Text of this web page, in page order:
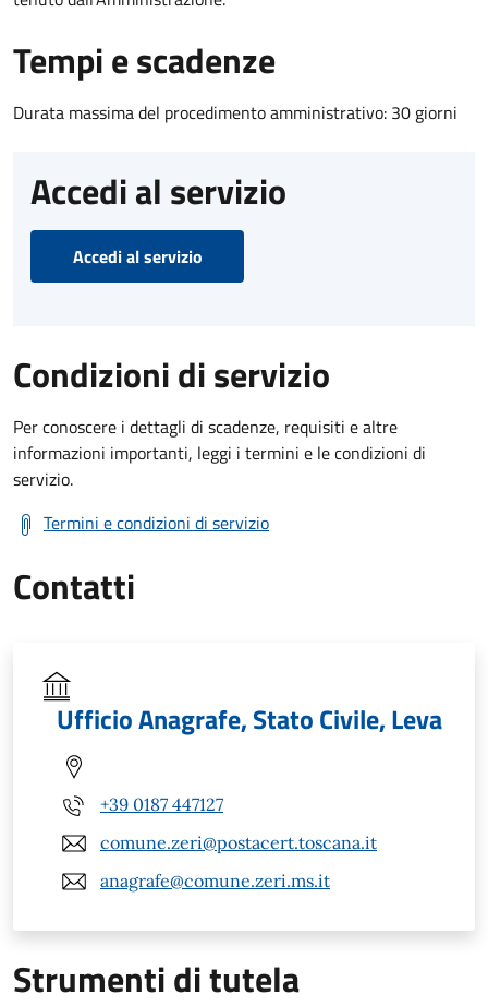
Tempi e scadenze
Durata massima del procedimento amministrativo: 30 giorni
Accedi al servizio
Accedi al servizio
Condizioni di servizio
Per conoscere i dettagli di scadenze, requisiti e altre
informazioni importanti, leggi i termini e le condizioni di
servizio.
Termini e condizioni di servizio
Contatti
Ufficio Anagrafe, Stato Civile, Leva
+39 0187 447127
comune.zeri@postacert.toscana.it
anagrafe@comune.zeri.ms.it
Strumenti di tutela